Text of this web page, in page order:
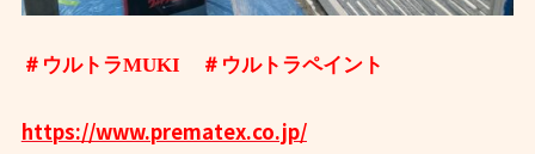
＃ウルトラMUKI ＃ウルトラペイント
https://www.prematex.co.jp/